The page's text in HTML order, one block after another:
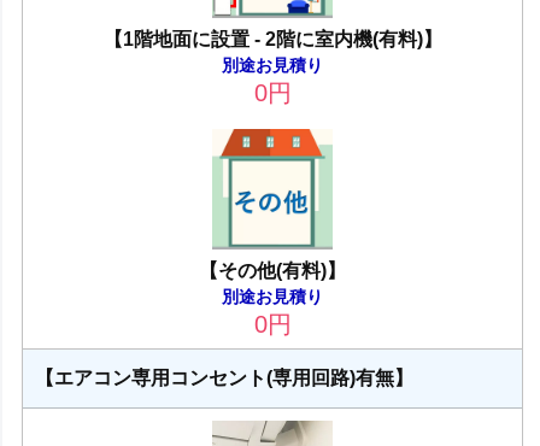
【1階地面に設置 - 2階に室内機(有料)】
別途お見積り
0円
【その他(有料)】
別途お見積り
0円
【エアコン専用コンセント(専用回路)有無】